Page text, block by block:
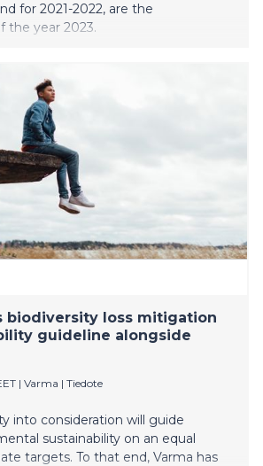
for 2021-2022, are the
the year 2023.
biodiversity loss mitigation
guideline alongside
| Varma | Tiedote
into consideration will guide
sustainability on an equal
targets. To that end, Varma has